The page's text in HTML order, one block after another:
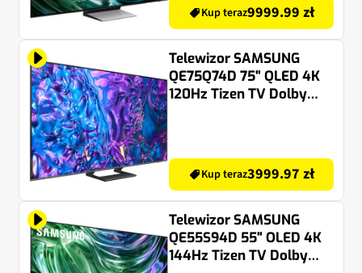
Kup teraz9999.99 zł
Telewizor SAMSUNG
QE75Q74D 75" QLED 4K
120Hz Tizen TV Dolby
Kup teraz3999.97 zł
Telewizor SAMSUNG
QE55S94D 55" OLED 4K
144Hz Tizen TV Dolby